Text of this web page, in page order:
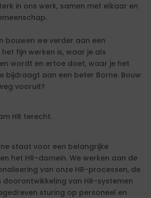
in ons werk, samen met elkaar en
bouwen we verder aan een
fijn werken is, waar je als
wordt en ertoe doet, waar je het
bijdraagt aan een beter Borne. Bouw
vooruit?
HR terecht.
staat voor een belangrijke
het HR-domein. We werken aan de
van onze HR-processen, de
van HR-systemen
sturing op personeel en